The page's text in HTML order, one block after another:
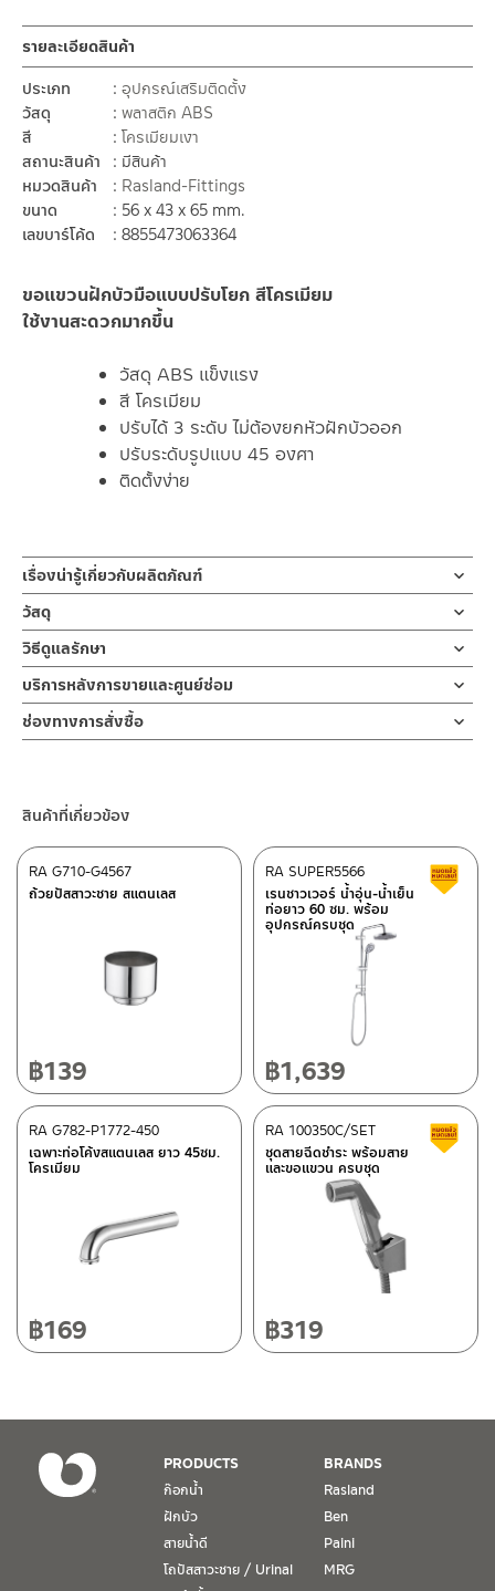
ขอแขวนฝักบัวมือแบบปรับโยก สีโครเมียม
ใช้งานสะดวกมากขึ้น
วัสดุ ABS แข็งแรง
สี โครเมียม
ปรับได้ 3 ระดับ ไม่ต้องยกหัวฝักบัวออก
ปรับระดับรูปแบบ 45 องศา
ติดตั้งง่าย
รายละเอียดสินค้า
ประเภท
อุปกรณ์เสริมติดตั้ง
วัสดุ
พลาสติก ABS
สี
โครเมียมเงา
สถานะสินค้า
มีสินค้า
หมวดสินค้า
Rasland-Fittings
ขนาด
56 x 43 x 65 mm.
เลขบาร์โค้ด
8855473063364
เรื่องน่ารู้เกี่ยวกับผลิตภัณฑ์
อุปกรณ์เสริมขอแขวนฝักบัวมือ แบบปรับโยก โครเมียม ใช้งานสะดวก
มากขึ้น
สามารถใช้ได้กับฝักบัวมาตราฐานทั่วไป ติดตั้งง่าย
ไม่เป็นสนิม วัสดุทนทาน ไม่ต้องยกฝักบัวออกเพียงโยก ขึ้น-ลง
สีโครเมียม สวยงาม
วัสดุ
พลาสติด ABS แข็งแรง
วิธีดูแลรักษา
ห้ามใช้วัสดุเนื้อหยาบทำความสะอาด
บริการหลังการขายและศูนย์ซ่อม
ช่องทางออนไลน์
– Email: contact@charnpaiboon.com
ศูนย์บริการและอะไหล่ กรุงเทพฯ
662/61-62 ถนน พระราม3 แขวงบางโพงพาง เขตยานนาวา กรุงเทพฯ
โทร: 02-358-0080 / 080-075-8668 / 091-545-0556
ศูนย์บริการและอะไหล่
118/33 โครงการอรสิริน ม.8 ต.สันปูเลย อ.ดอยสะเก็ด เชียงใหม่
โทร: 080-075-2626
วันจันทร์ – วันศุกร์ เวลา 8:30-17:30 น.
วันเสาร์ เวลา 8:30-15:00 น.
1. การรับประกัน จะต้องมีหลักฐานการซื้อ หรือ ใบเสร็จ โดยทางบริษัทฯ
ขอตรวจสอบโดยนับวันซื้อขายเป็นสำคัญ ทางบริษัทฯ ไม่สามารถให้
เงื่อนไขการรับประกันสินค้าได้ หากไม่มีเอกสารดังกล่าว
2. การรับประกันสินค้า จะรับประกันฉพาะสินค้าที่อยู่ในสภาพการใช้งาน
ช่องทางการสั่งซื้อ
– Shopee
–Lazada
–ซื้อสินค้าชิ้นนี้บน Shopee คลิกที่นี่<<
คลิกที่นี่<<
ติดต่อพนักงานขาย / Contact Sales Staff
@charnpaiboon.sales
สินค้าที่เกี่ยวข้อง
ถ้วยปัสสาวะชาย สแตนเลส
RA G710-G4567
฿139
เรนชาวเวอร์ น้ำอุ่น-น้ำเย็น
ท่อยาว 60 ซม. พร้อม
อุปกรณ์ครบชุด
RA SUPER5566
฿1,639
เฉพาะท่อโค้งสแตนเลส ยาว 45ซม.
โครเมียม
RA G782-P1772-450
฿169
ชุดสายฉีดชำระ พร้อมสาย
และขอแขวน ครบชุด
RA 100350C/SET
฿319
PRODUCTS
ก๊อกน้ำ
ฝักบัว
สายน้ำดี
โถปัสสาวะชาย / Urinal
BRANDS
Rasland
Ben
Paini
MRG